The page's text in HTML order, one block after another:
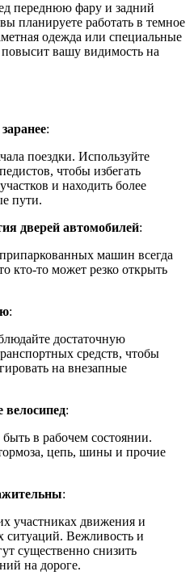
переднюю фару и задний
планируете работать в темное
одежда или специальные
вашу видимость на
:
поездки. Используйте
чтобы избегать
и находить более
пути.
дверей автомобилей:
машин всегда
кто-то может резко открыть
:
достаточную
средств, чтобы
на внезапные
велосипед:
в рабочем состоянии.
цепь, шины и прочие
:
участниках движения и
ситуаций. Вежливость и
существенно снизить
на дороге.